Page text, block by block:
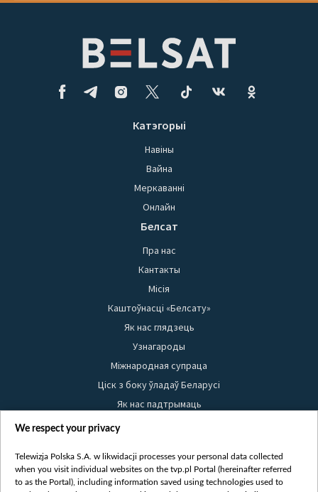
Катэгорыі
Навіны
Вайна
Меркаванні
Онлайн
Белсат
Пра нас
Кантакты
Місія
Каштоўнасці «Белсату»
Як нас глядзець
Узнагароды
Міжнародная супраца
Ціск з боку ўладаў Беларусі
Як нас падтрымаць
Правілы выкарыстання матэрыялаў
Бяспека
Youtube
We respect your privacy
Telewizja Polska S.A. w likwidacji processes your personal data collected
when you visit individual websites on the tvp.pl Portal (hereinafter referred
to as the Portal), including information saved using technologies used to